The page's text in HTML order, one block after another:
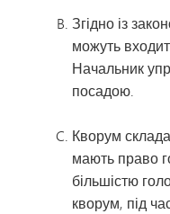
Згідно із
можуть
Начальник
посадою.
Кворум
мають право
більшістю
кворум, під